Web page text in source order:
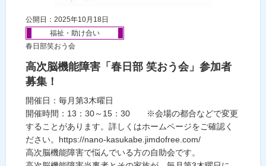
公開日：2025年10月18日
福祉・助け合い
春日部笑おう会
高次脳機能障害「春日部 笑おう会」参加者
募集！
開催日：毎月第3木曜日
開催時間：13：30～15：30 ※会場の都合などで変更
することがあります。詳しくはホームページをご確認く
ださい。https://nano-kasukabe.jimdofree.com/
高次脳機能障害で悩んでいる方の自助会です。